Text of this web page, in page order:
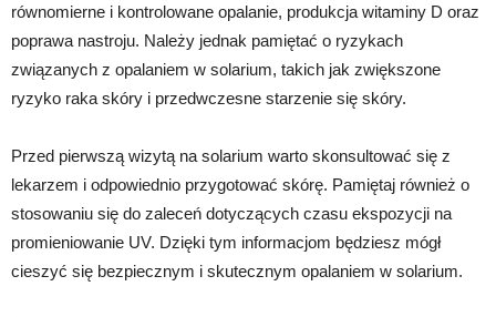
równomierne i kontrolowane opalanie, produkcja witaminy D oraz
poprawa nastroju. Należy jednak pamiętać o ryzykach
związanych z opalaniem w solarium, takich jak zwiększone
ryzyko raka skóry i przedwczesne starzenie się skóry.
Przed pierwszą wizytą na solarium warto skonsultować się z
lekarzem i odpowiednio przygotować skórę. Pamiętaj również o
stosowaniu się do zaleceń dotyczących czasu ekspozycji na
promieniowanie UV. Dzięki tym informacjom będziesz mógł
cieszyć się bezpiecznym i skutecznym opalaniem w solarium.